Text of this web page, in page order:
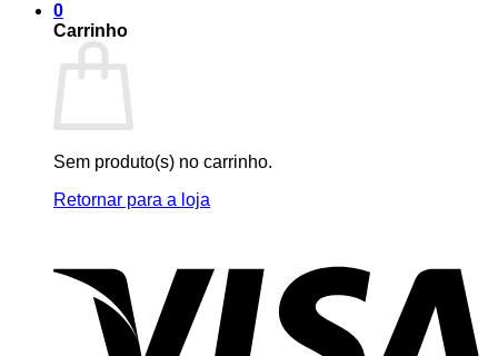
0
Carrinho
Sem produto(s) no carrinho.
Retornar para a loja